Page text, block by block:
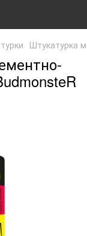
Штукатурка